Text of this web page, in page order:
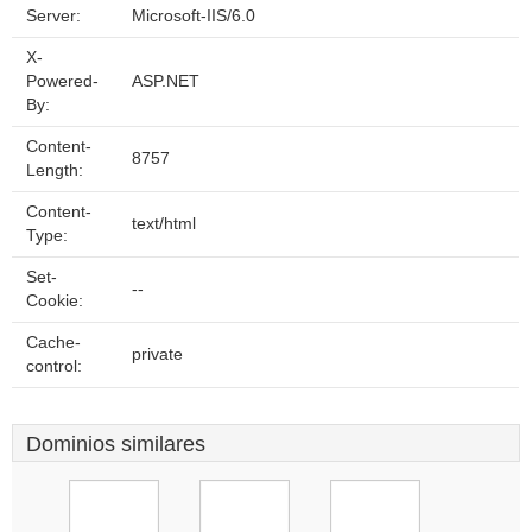
Server: Microsoft-IIS/6.0
X-
Powered-
By:
ASP.NET
Content-
Length:
8757
Content-
Type:
text/html
Set-
Cookie:
--
Cache-
control:
private
Dominios similares